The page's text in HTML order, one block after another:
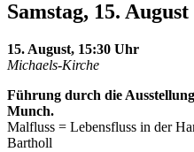
Samstag, 15. August
15. August, 15:30 Uhr
Michaels-Kirche
Führung durch die
Munch.
Malfluss = Lebensfluss in der
Bartholl